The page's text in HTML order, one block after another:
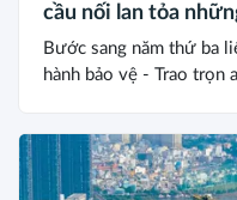
cầu nối lan tỏa
Bước sang năm thứ ba
hành bảo vệ - Trao trọn